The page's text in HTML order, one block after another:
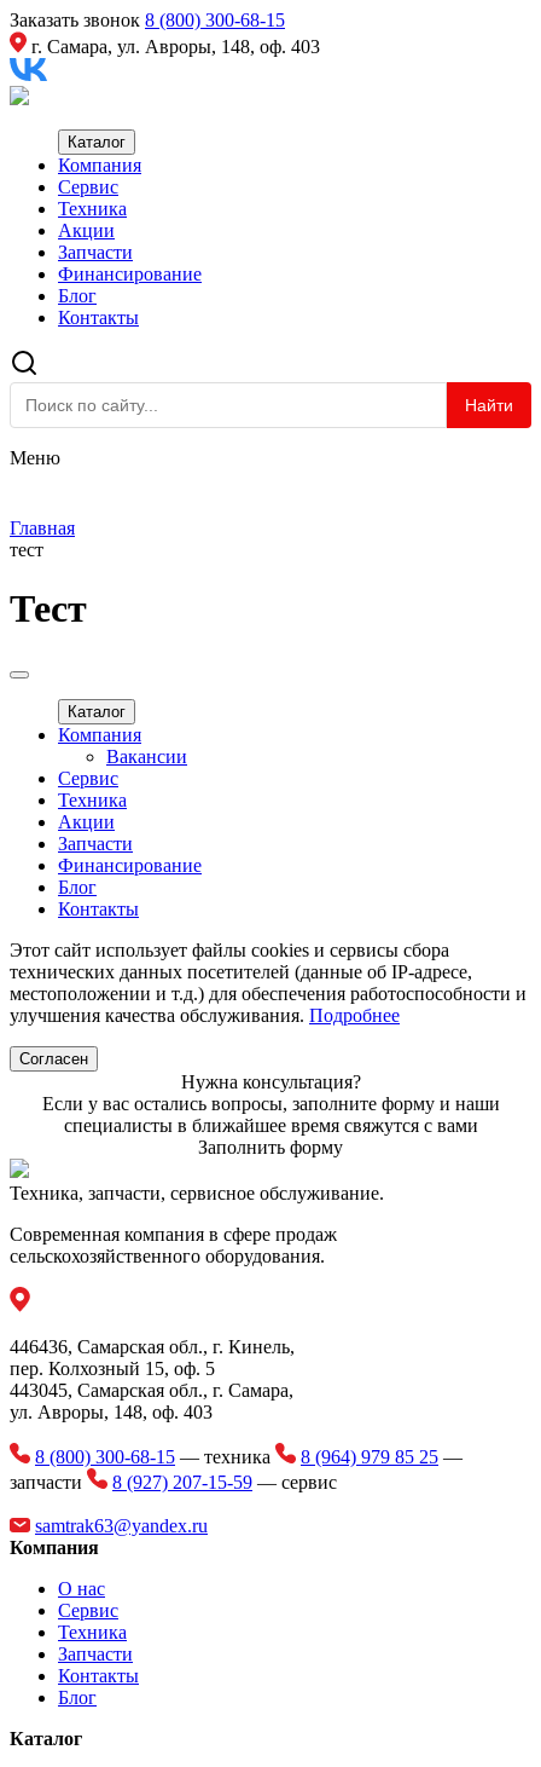
Заказать звонок 8 (800) 300-68-15
г. Самара, ул. Авроры, 148, оф. 403
Каталог
Компания
Сервис
Техника
Акции
Запчасти
Финансирование
Блог
Контакты
Найти
Меню
Главная
тест
Тест
Каталог
Компания
Вакансии
Сервис
Техника
Акции
Запчасти
Финансирование
Блог
Контакты
Этот сайт использует файлы cookies и сервисы сбора
технических данных посетителей (данные об IP-адресе,
местоположении и т.д.) для обеспечения работоспособности и
улучшения качества обслуживания. Подробнее
Согласен
Нужна консультация?
Если у вас остались вопросы, заполните форму и наши
специалисты в ближайшее время свяжутся с вами
Заполнить форму
Техника, запчасти, сервисное обслуживание.
Современная компания в сфере продаж
сельскохозяйственного оборудования.
446436, Самарская обл., г. Кинель,
пер. Колхозный 15, оф. 5
443045, Самарская обл., г. Самара,
ул. Авроры, 148, оф. 403
8 (800) 300-68-15 — техника 8 (964) 979 85 25 —
запчасти
8 (927) 207-15-59 — сервис
samtrak63@yandex.ru
Компания
О нас
Сервис
Техника
Запчасти
Контакты
Блог
Каталог